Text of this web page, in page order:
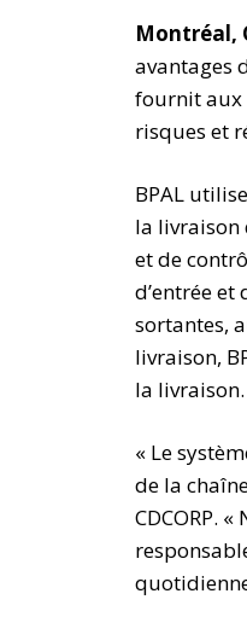
Montréal,
avantages
fournit aux
risques et
BPAL
la livraison
et de
d’entrée
sortantes,
livraison,
la livraison.
« Le
de la
CDCORP.